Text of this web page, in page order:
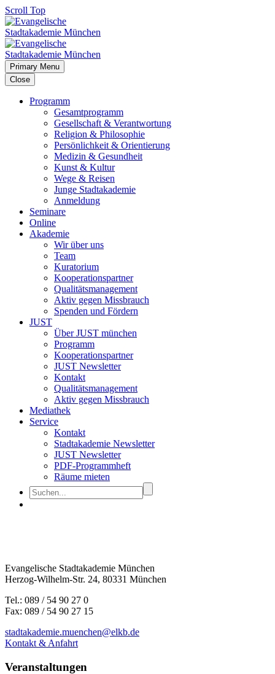
Scroll Top
Primary Menu
Close
Programm
Gesamtprogramm
Gesellschaft & Verantwortung
Religion & Philosophie
Persönlichkeit & Orientierung
Medizin & Gesundheit
Kunst & Kultur
Wege & Reisen
Junge Stadtakademie
Anmeldung
Seminare
Online
Akademie
Wir über uns
Team
Kuratorium
Kooperationspartner
Qualitätsmanagement
Aktiv gegen Missbrauch
Spenden und Fördern
JUST
Über JUST münchen
Programm
Kooperationspartner
JUST Newsletter
Kontakt
Qualitätsmanagement
Aktiv gegen Missbrauch
Mediathek
Service
Kontakt
Stadtakademie Newsletter
JUST Newsletter
PDF-Programmheft
Räume mieten
Evangelische Stadtakademie München
Herzog-Wilhelm-Str. 24, 80331 München
Tel.: 089 / 54 90 27 0
Fax: 089 / 54 90 27 15
stadtakademie.muenchen@elkb.de
Kontakt & Anfahrt
Veranstaltungen